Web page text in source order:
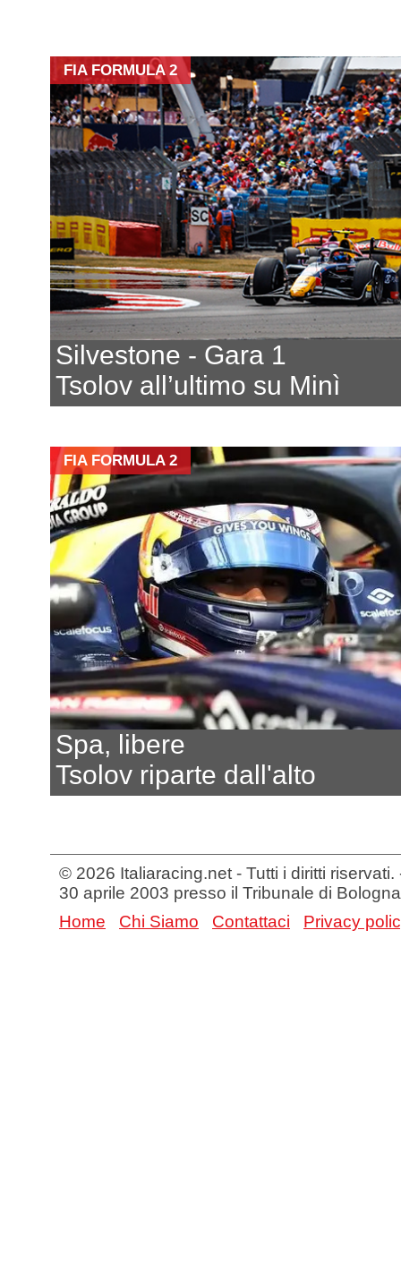
FIA FORMULA 2
Silvestone - Gara 1
Tsolov all’ultimo su Minì
FIA FORMULA 2
Spa, libere
Tsolov riparte dall'alto
© 2026 Italiaracing.net - Tutti i diritti
30 aprile 2003 presso il Tribunale di Bologna
Home
Chi Siamo Contattaci Privacy